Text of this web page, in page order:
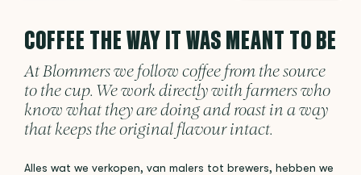
COFFEE THE WAY IT WAS MEANT TO BE
At Blommers we follow coffee from the source
to the cup. We work directly with farmers who
know what they are doing and roast in a way
that keeps the original flavour intact.
Alles wat we verkopen, van malers tot brewers, hebben we